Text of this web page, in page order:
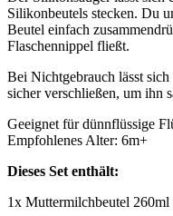
Silikonbeutels stecken. Du
Beutel einfach
Flaschennippel fließt.
Bei Nichtgebrauch lässt
sicher verschließen, um ihn
Geeignet für dünnflüssige
Empfohlenes Alter: 6m+
Dieses Set enthält:
1x Muttermilchbeutel